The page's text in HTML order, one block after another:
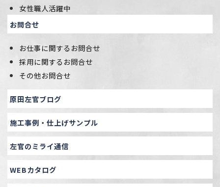
女性職人活躍中
お問合せ
お仕事に関するお問合せ
採用に関するお問合せ
その他お問合せ
原田左官ブログ
施工事例・仕上げサンプル
左官のミライ通信
WEBカタログ